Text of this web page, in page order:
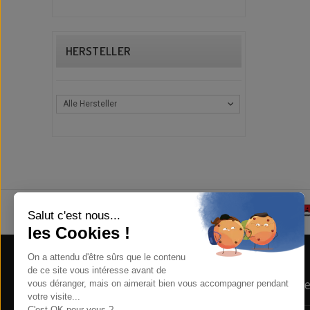
HERSTELLER
Alle Hersteller
Store Information